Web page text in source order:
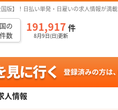
版】！日払い単発・日雇いの求人情報が満載
の
数
191,917 件
8月9日(日)更新
人情報